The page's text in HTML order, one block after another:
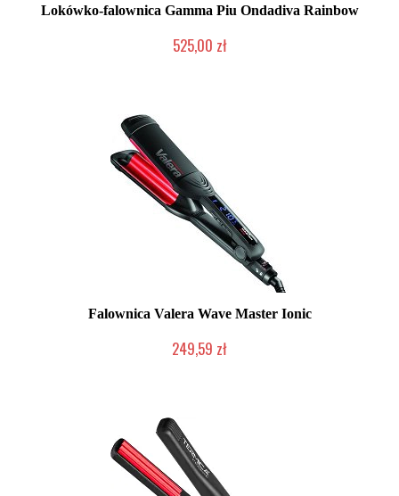
Lokówko-falownica Gamma Piu Ondadiva Rainbow
525,00 zł
Falownica Valera Wave Master Ionic
249,59 zł